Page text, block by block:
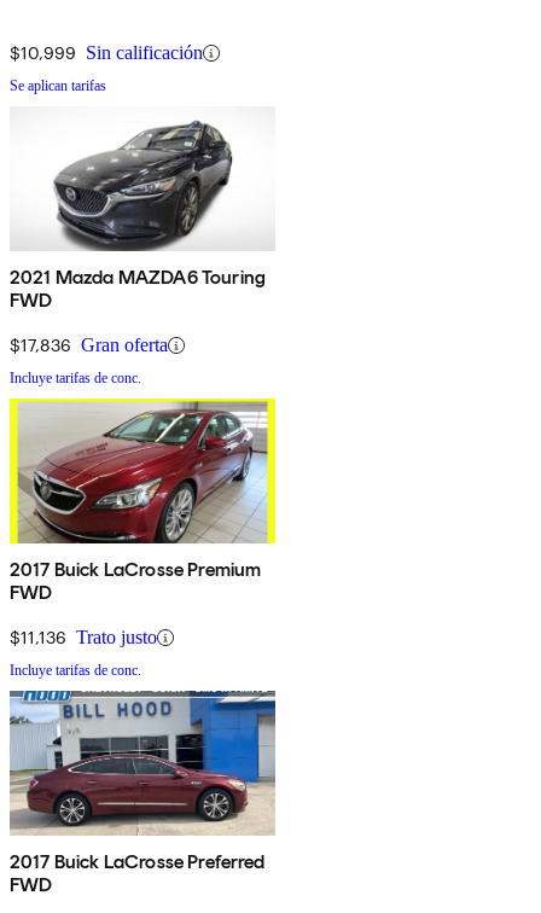
$10,999 Sin calificación
Se aplican tarifas
2021 Mazda MAZDA6 Touring
FWD
$17,836 Gran oferta
Incluye tarifas de conc.
2017 Buick LaCrosse Premium
FWD
$11,136 Trato justo
Incluye tarifas de conc.
2017 Buick LaCrosse Preferred
FWD